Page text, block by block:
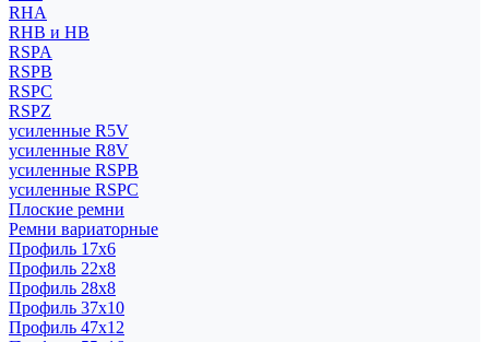
RHA
RHB и HB
RSPA
RSPB
RSPC
RSPZ
усиленные R5V
усиленные R8V
усиленные RSPB
усиленные RSPC
Плоские ремни
Ремни вариаторные
Профиль 17x6
Профиль 22x8
Профиль 28x8
Профиль 37x10
Профиль 47x12